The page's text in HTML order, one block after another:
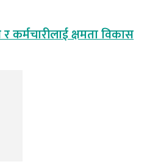
र कर्मचारीलाई क्षमता विकास